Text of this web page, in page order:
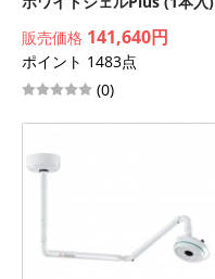
販売価格 141,640円
ポイント 1483点
(0)